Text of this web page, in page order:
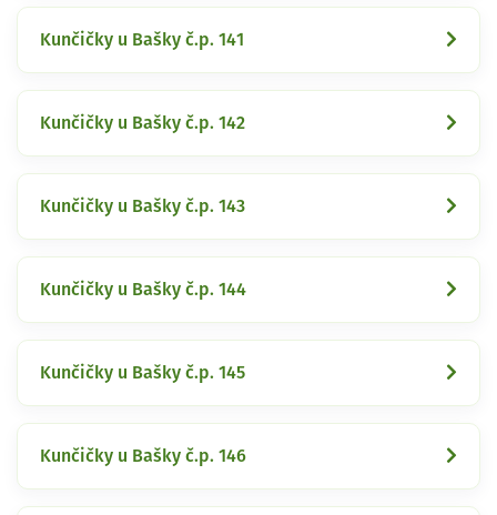
Kunčičky u Bašky č.p. 141
Kunčičky u Bašky č.p. 142
Kunčičky u Bašky č.p. 143
Kunčičky u Bašky č.p. 144
Kunčičky u Bašky č.p. 145
Kunčičky u Bašky č.p. 146